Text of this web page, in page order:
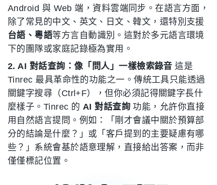
Android 與 Web 端，資料雲端同步。在語言方面，
除了常見的中文、英文、日文、韓文，還特別支援
台語、粵語等方言自動識別。這對於多元語言環境
下的團隊或家庭記錄極為實用。
2. AI 對話查詢：像「問人」一樣檢索錄音 這是
Tinrec 最具革命性的功能之一。傳統工具只能透過
關鍵字搜尋（Ctrl+F），但你必須記得關鍵字長什
麼樣子。Tinrec 的 AI 對話查詢 功能，允許你直接
用自然語言提問。例如：「剛才會議中關於預算部
分的結論是什麼？」或「客戶提到的主要疑慮有哪
些？」系統會基於語意理解，直接給出答案，而非
僅僅標記位置。